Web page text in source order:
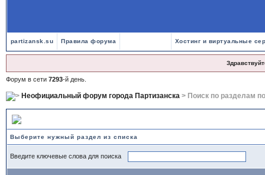
partizansk.su Правила форума Хостинг и виртуальные
Форум в сети 7293-й день.
Неофициальный форум города Партизанска> Поиск по разделам
Выберите нужный раздел из списка
Введите ключевые слова для поиска